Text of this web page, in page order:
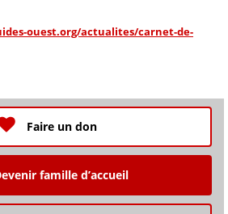
ouest.org/actualites/carnet-de-
Faire un don
famille d’accueil